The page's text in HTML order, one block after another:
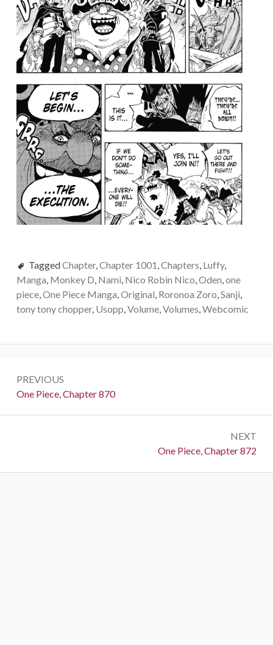
TaggedChapter,Chapter 1001,Chapters, Luffy,
Manga, Monkey D, Nami, Nico Robin Nico,Oden,one
piece,One Piece Manga,Original, Roronoa Zoro,Sanji,
tony tony chopper, Usopp,Volume,Volumes,Webcomic
navigation
PREVIOUS
Previous:
One Piece, Chapter 870
NEXT
Next:
One Piece, Chapter 872